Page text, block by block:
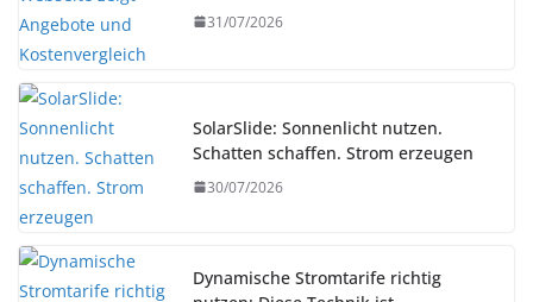
31/07/2026
SolarSlide: Sonnenlicht nutzen.
Schatten schaffen. Strom erzeugen
30/07/2026
Dynamische Stromtarife richtig